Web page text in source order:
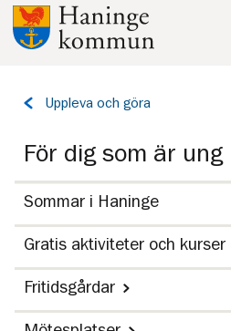
Till innehåll på sidan
Tillbaka
Uppleva och göra
För dig som är ung
Sommar i Haninge
Gratis aktiviteter och kurser
Fritidsgårdar